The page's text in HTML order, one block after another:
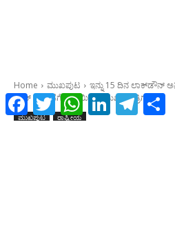
Facebook
TwitterWhatsApp
LinkedInTelegram